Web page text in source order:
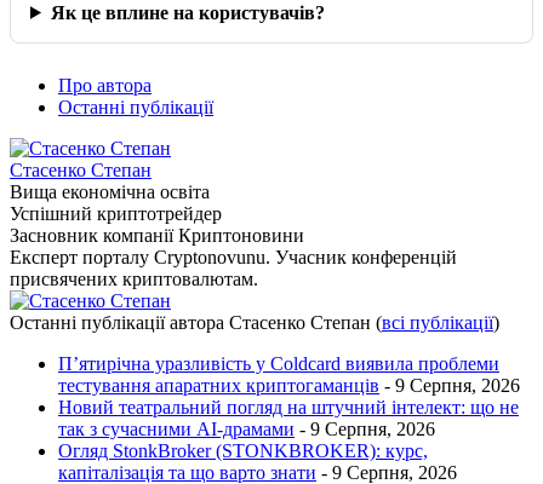
Як це вплине на користувачів?
Про автора
Останні публікації
Стасенко Степан
Вища економічна освіта
Успішний криптотрейдер
Засновник компанії Криптоновини
Експерт порталу Cryptonovunu. Учасник конференцій
присвячених криптовалютам.
Останні публікації автора Стасенко Степан (всі публікації)
П’ятирічна уразливість у Coldcard виявила проблеми
тестування апаратних криптогаманців - 9 Серпня, 2026
Новий театральний погляд на штучний інтелект: що не
так з сучасними AI-драмами - 9 Серпня, 2026
Огляд StonkBroker (STONKBROKER): курс,
капіталізація та що варто знати - 9 Серпня, 2026